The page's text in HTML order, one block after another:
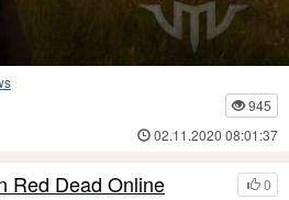
945
02.11.2020 08:01:37
0
Red Dead Online